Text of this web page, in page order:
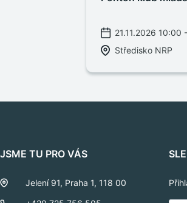
21.11.2026 10:00
Středisko NRP
JSME TU PRO VÁS
Jelení 91, Praha 1, 118 00